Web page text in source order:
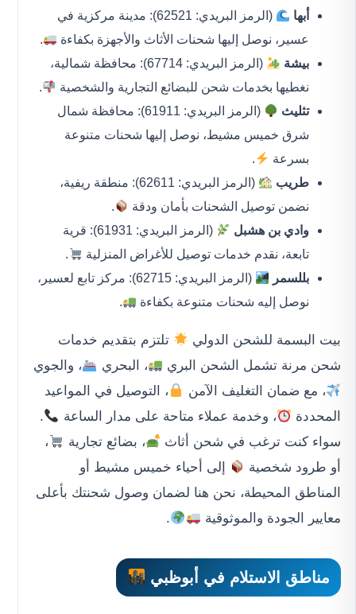
أبها
(الرمز البريدي: 62521): مدينة مركزية في
عسير، نوصل إليها شحنات الأثاث والأجهزة بكفاءة
.
بيشة
(الرمز البريدي: 67714): محافظة شمالية،
نغطيها بخدمات شحن للبضائع التجارية والشخصية
.
تثليث
(الرمز البريدي: 61911): محافظة شمال
شرق خميس مشيط، نوصل إليها شحنات متنوعة
بسرعة
.
طريب
(الرمز البريدي: 62611): منطقة ريفية،
نضمن توصيل الشحنات بأمان ودقة
.
وادي بن هشبل
(الرمز البريدي: 61931): قرية
تابعة، نقدم خدمات توصيل للأغراض المنزلية
.
بللسمر
(الرمز البريدي: 62715): مركز تابع لعسير،
نوصل إليه شحنات متنوعة بكفاءة
.
بيت البسمة للشحن الدولي
تلتزم بتقديم خدمات
شحن مرنة تشمل الشحن البري
، البحري
، والجوي
، مع ضمان التغليف الآمن
، التوصيل في المواعيد
المحددة
، وخدمة عملاء متاحة على مدار الساعة
.
سواء كنت ترغب في شحن أثاث
، بضائع تجارية
،
أو طرود شخصية
إلى أحياء خميس مشيط أو
المناطق المحيطة، نحن هنا لضمان وصول شحنتك بأعلى
معايير الجودة والموثوقية
.
مناطق الاستلام في أبوظبي